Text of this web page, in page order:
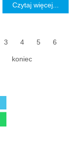
Czytaj więcej...
3 4 5 6
koniec